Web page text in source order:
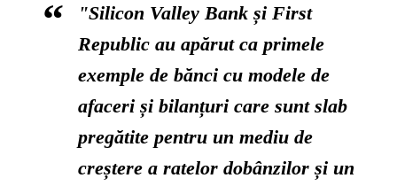
"Silicon Valley Bank și First
Republic au apărut ca primele
exemple de bănci cu modele de
afaceri și bilanțuri care sunt slab
pregătite pentru un mediu de
creștere a ratelor dobânzilor și un